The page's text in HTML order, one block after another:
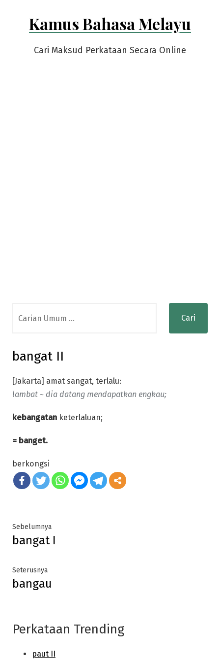
Kamus Bahasa Melayu
Cari Maksud Perkataan Secara Online
for:
bangat II
[Jakarta] amat sangat, terlalu:
lambat ~ dia datang mendapatkan engkau;
kebangatan keterlaluan;
= banget.
berkongsi
Post
navigation
SebelumnyaPrevious
post:
bangat I
SeterusnyaNext
post:
bangau
Perkataan Trending